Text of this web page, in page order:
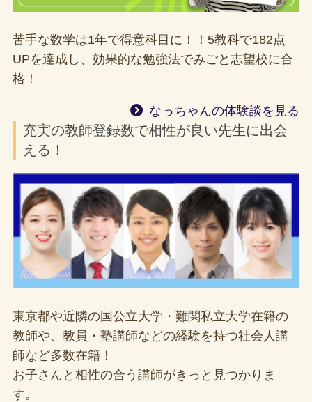
苦手な数学は1年で得意科目に！！5教科で182点
UPを達成し、効果的な勉強法でみごと志望校に合
格！
なっちゃんの体験談を見る
充実の教師登録数で相性が良い先生に出会
える！
東京都や近隣の国公立大学・難関私立大学在籍の
教師や、教員・塾講師などの経験を持つ社会人講
師など多数在籍！
お子さんと相性の合う講師がきっと見つかりま
す。